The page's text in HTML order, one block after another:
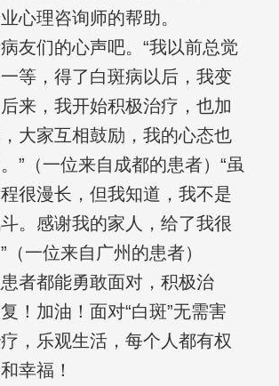
心理咨询师的帮助。
友们的心声吧。“我以前总觉
等，得了白斑病以后，我变
来，我开始积极治疗，也加
大家互相鼓励，我的心态也
”（一位来自成都的患者）“虽
很漫长，但我知道，我不是
。感谢我的家人，给了我很
（一位来自广州的患者）
者都能勇敢面对，积极治
！加油！面对“白斑”无需害
，乐观生活，每个人都有权
幸福！